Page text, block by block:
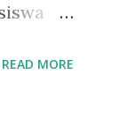
READ MORE